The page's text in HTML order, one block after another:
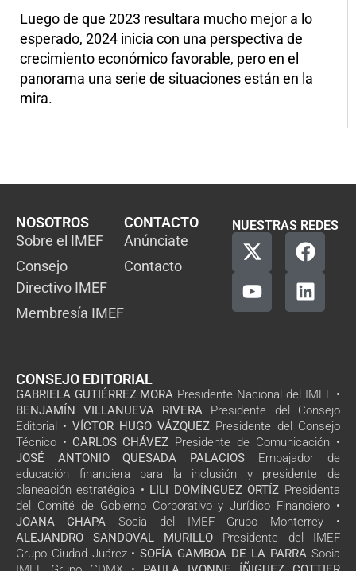
Luego de que 2023 resultara mucho mejor a lo
esperado, 2024 inicia con una perspectiva de
crecimiento económico favorable, pero en el
panorama una serie de situaciones están en la
mira.
NOSOTROS
Sobre el IMEF
Consejo
Directivo IMEF
Membresía IMEF
CONTACTO
Anúnciate
Contacto
NUESTRAS REDES
CONSEJO EDITORIAL
GABRIELA GUTIÉRREZ MORA Presidente Nacional del IMEF •
BENJAMÍN VILLANUEVA RIVERA Presidente del Consejo
Editorial • VÍCTOR HUGO VÁZQUEZ Presidente del Consejo
Técnico • CARLOS CHÁVEZ Presidente de Comunicación •
JOSÉ ANTONIO QUESADA PALACIOS Embajador de
educación financiera para la inclusión y presidente de
planeación estratégica • LILI DOMÍNGUEZ ORTÍZ Presidenta
del Comité de Gobierno Corporativo y Jurídico Financiero •
JOANA CHAPA Socia del IMEF Grupo Monterrey •
ALEJANDRO SANDOVAL MURILLO Presidente del IMEF
Grupo Ciudad Juárez • SOFÍA GAMBOA DE LA PARRA Socia